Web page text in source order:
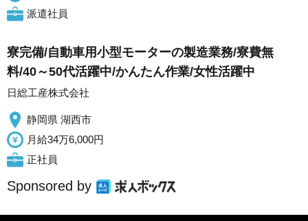
派遣社員
寮完備/自動車用小型モーターの製造業務/寮費無
料/40～50代活躍中/かんたん作業/女性活躍中
日総工産株式会社
静岡県 湖西市
月給34万6,000円
正社員
Sponsored by